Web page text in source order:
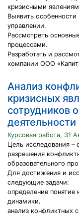
кризисными
Выявить
управлении.
Рассмотреть
процессами.
Разработать и
компании ООО
Анализ
кризисных
сотрудников
деятельности
Курсовая работа, 31
Цель исследования –
разрешения
образовательного
Для достижения и
следующие задачи:
определение понятие
динамики.
анализ конфликтных